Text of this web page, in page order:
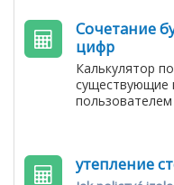
Сочетание
цифр
Калькулятор
существующие
пользователем
утепление